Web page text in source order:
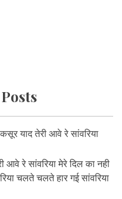
याद तेरी आवे रे सांवरिया
आवे रे सांवरिया मेरे दिल का नही
चलते चलते हार गई सांवरिया